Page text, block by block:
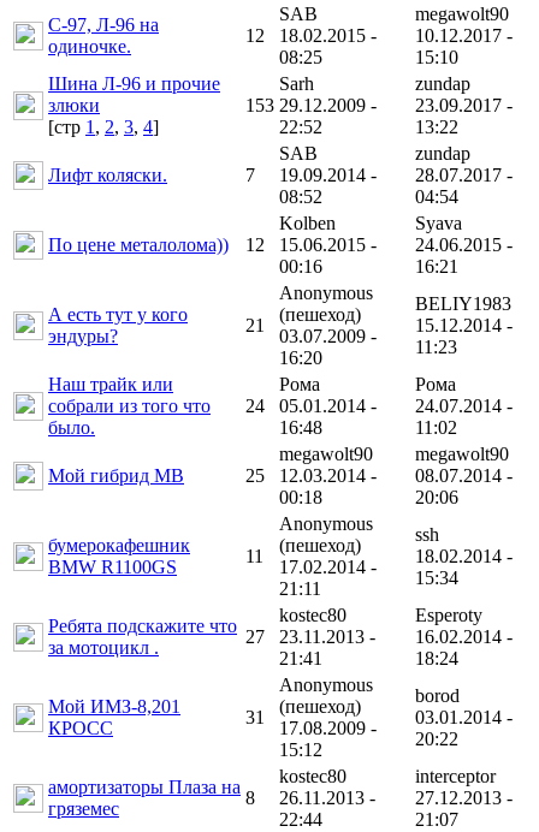
С-97, Л-96 на
одиночке.
12
SAB
18.02.2015 -
08:25
megawolt90
10.12.2017 -
15:10
Шина Л-96 и прочие
злюки
[cтр 1, 2, 3, 4]
153
Sarh
29.12.2009 -
22:52
zundap
23.09.2017 -
13:22
Лифт коляски. 7
SAB
19.09.2014 -
08:52
zundap
28.07.2017 -
04:54
По цене металолома)) 12
Kolben
15.06.2015 -
00:16
Syava
24.06.2015 -
16:21
А есть тут у кого
эндуры?
21
Anonymous
(пешеход)
03.07.2009 -
16:20
BELIY1983
15.12.2014 -
11:23
Наш трайк или
собрали из того что
было.
24
Рома
05.01.2014 -
16:48
Рома
24.07.2014 -
11:02
Мой гибрид МВ 25
megawolt90
12.03.2014 -
00:18
megawolt90
08.07.2014 -
20:06
бумерокафешник
BMW R1100GS
11
Anonymous
(пешеход)
17.02.2014 -
21:11
ssh
18.02.2014 -
15:34
Ребята подскажите что
за мотоцикл .
27
kostec80
23.11.2013 -
21:41
Esperoty
16.02.2014 -
18:24
Мой ИМЗ-8,201
КРОСС
31
Anonymous
(пешеход)
17.08.2009 -
15:12
borod
03.01.2014 -
20:22
амортизаторы Плаза на
гряземес
8
kostec80
26.11.2013 -
22:44
interceptor
27.12.2013 -
21:07